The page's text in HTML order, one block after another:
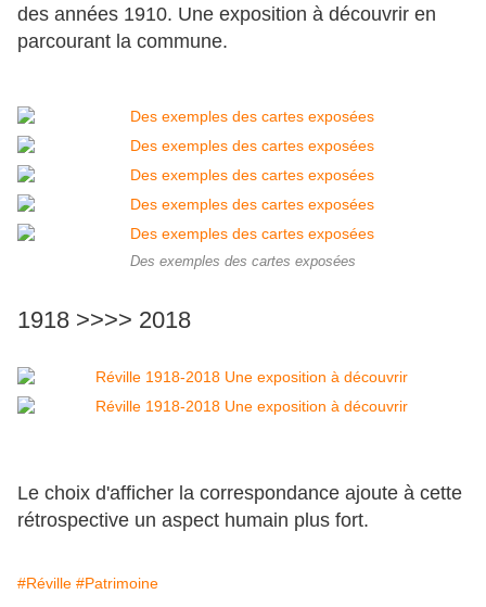
des années 1910. Une exposition à découvrir en
parcourant la commune.
Des exemples des cartes exposées
1918 >>>> 2018
Le choix d'afficher la correspondance ajoute à cette
rétrospective un aspect humain plus fort.
#Réville #Patrimoine